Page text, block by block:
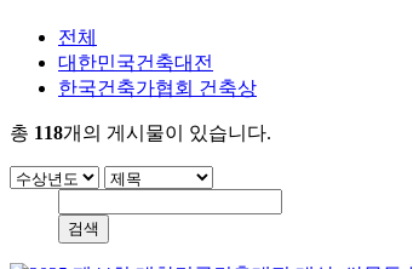
전체
대한민국건축대전
한국건축가협회 건축상
총 118개의 게시물이 있습니다.